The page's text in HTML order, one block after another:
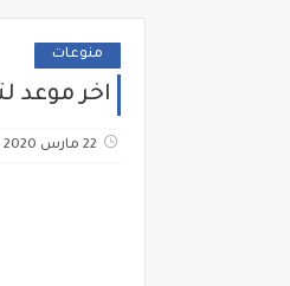
منوعات
اخر موعد
22 مارس 2020